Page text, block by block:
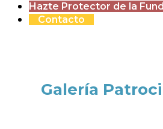
Hazte Protector de la
Contacto
Galería